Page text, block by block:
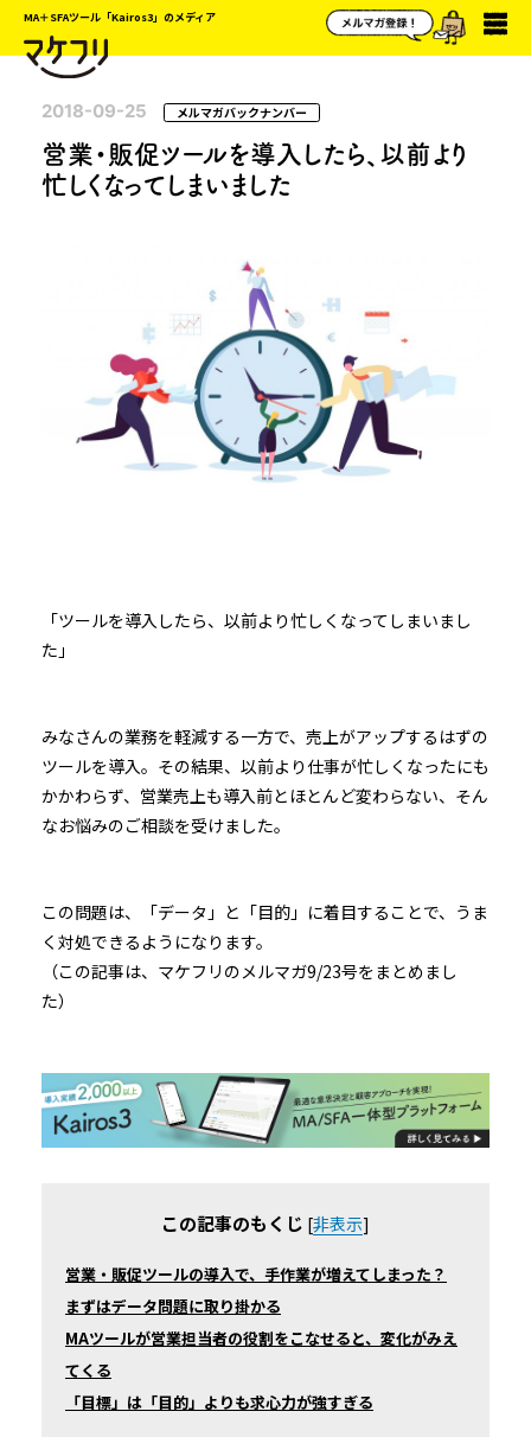
MA＋SFAツール「Kairos3」のメディア
2018-09-25 メルマガバックナンバー
営業・販促ツールを導入したら、以前より
忙しくなってしまいました
「ツールを導入したら、以前より忙しくなってしまいまし
た」
みなさんの業務を軽減する一方で、売上がアップするはずの
ツールを導入。その結果、以前より仕事が忙しくなったにも
かかわらず、営業売上も導入前とほとんど変わらない、そん
なお悩みのご相談を受けました。
この問題は、「データ」と「目的」に着目することで、うま
く対処できるようになります。
（この記事は、マケフリのメルマガ9/23号をまとめまし
た）
この記事のもくじ [非表示]
営業・販促ツールの導入で、手作業が増えてしまった？
まずはデータ問題に取り掛かる
MAツールが営業担当者の役割をこなせると、変化がみえ
てくる
「目標」は「目的」よりも求心力が強すぎる